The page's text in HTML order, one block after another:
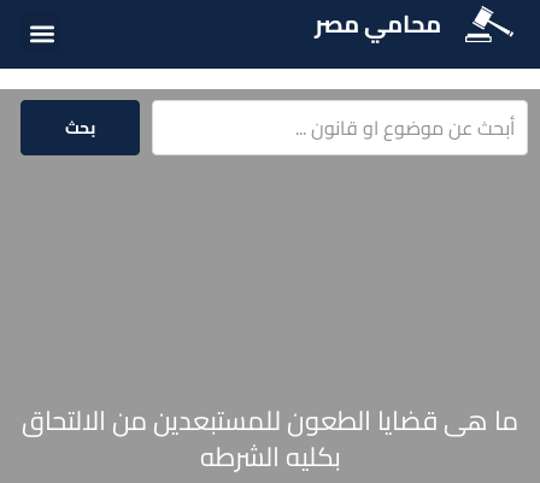
محامي مصر
بحث
ما هى قضايا الطعون للمستبعدين من الالتحاق
بكليه الشرطه